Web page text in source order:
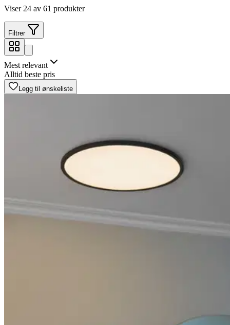
Viser 24 av 61 produkter
Filtrer
Mest relevant
Alltid beste pris
Legg til ønskeliste